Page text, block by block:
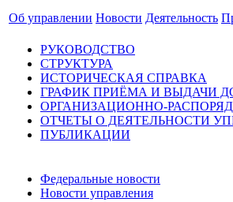
Об управлении Новости Деятельность
РУКОВОДСТВО
СТРУКТУРА
ИСТОРИЧЕСКАЯ СПРАВКА
ГРАФИК ПРИЁМА И ВЫДАЧИ
ОРГАНИЗАЦИОННО-
ОТЧЕТЫ О ДЕЯТЕЛЬНОСТИ
ПУБЛИКАЦИИ
Федеральные новости
Новости управления